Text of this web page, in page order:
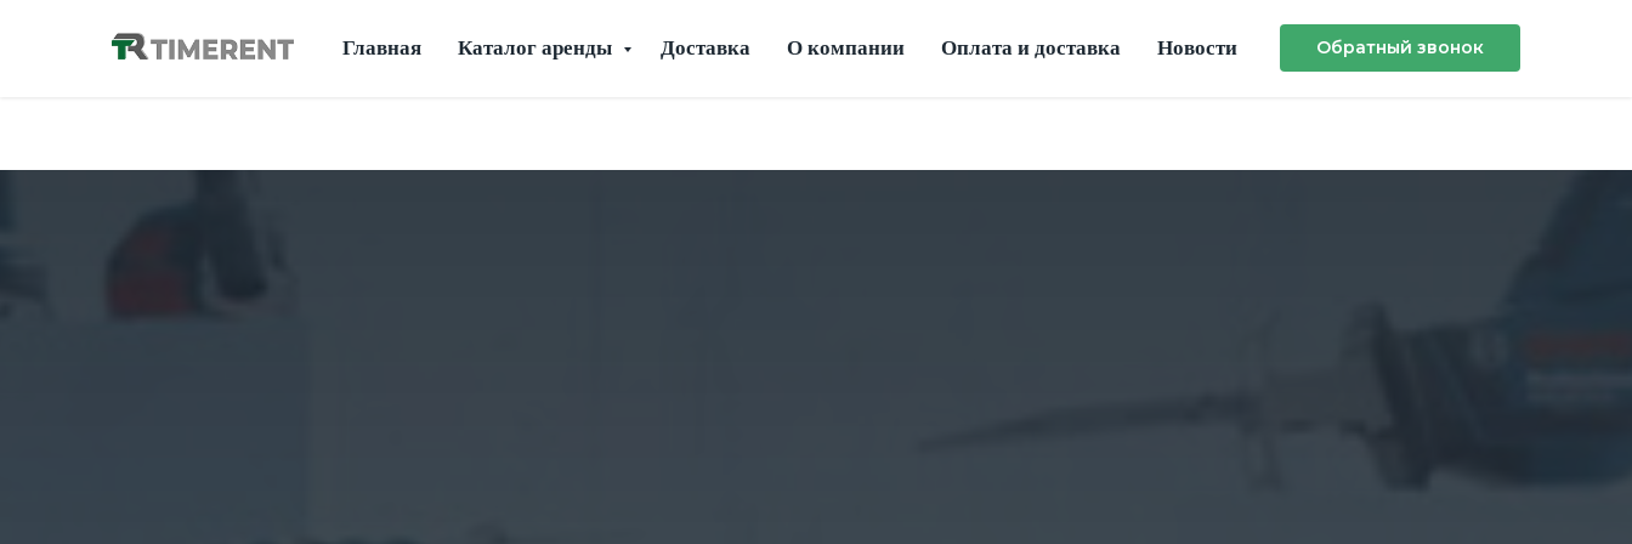
Главная Каталог аренды Доставка О компании Оплата и доставка Новости Обратный звонок